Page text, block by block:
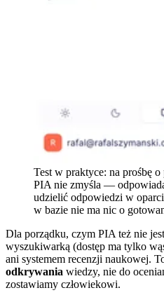
Test w praktyce: na prośbę
PIA nie zmyśla —
udzielić odpowiedzi w
w bazie nie ma nic o
Dla porządku, czym PIA też nie
wyszukiwarką (dostęp ma tylko
ani systemem recenzji naukowej.
odkrywania wiedzy, nie do
zostawiamy człowiekowi.